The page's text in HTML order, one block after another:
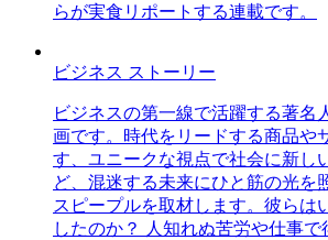
らが実食リポートする連載です。
ビジネス ストーリー
ビジネスの第一線で活躍する著名
画です。時代をリードする商品や
す、ユニークな視点で社会に新し
ど、混迷する未来にひと筋の光を
スピープルを取材します。彼らは
したのか？ 人知れぬ苦労や仕事